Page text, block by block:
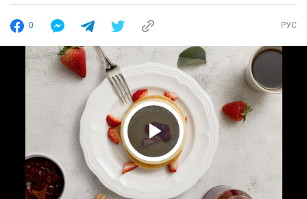
0 РУС
Play Video